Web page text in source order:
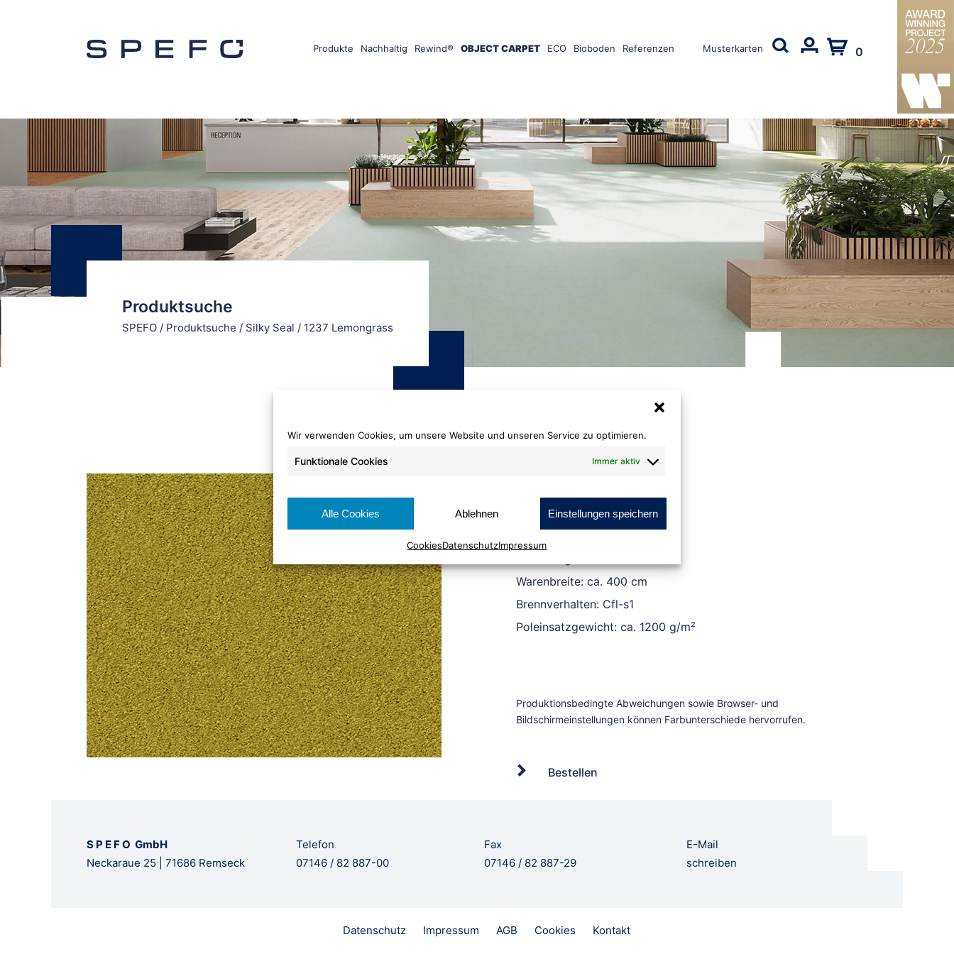
Wir verwenden Cookies, um unsere Website und unseren Service zu optimieren.
Funktionale Cookies Immer aktiv
Alle Cookies Ablehnen Einstellungen speichern
CookiesDatenschutzImpressum
Produkte Nachhaltig Rewind® OBJECT CARPET ECO Bioboden Referenzen Musterkarten 0
Produktsuche
SPEFO / Produktsuche / Silky Seal / 1237 Lemongrass
1237 Lemongrass
Warenbreite: ca. 400 cm
Brennverhalten: Cfl-s1
Poleinsatzgewicht: ca. 1200 g/m²
Bestellen
S P E F O GmbH
Neckaraue 25 | 71686 Remseck
Telefon
07146 / 82 887-00
Fax
07146 / 82 887-29
E-Mail
schreiben
Datenschutz Impressum AGB Cookies Kontakt